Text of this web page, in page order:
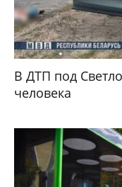
В ДТП под
человека